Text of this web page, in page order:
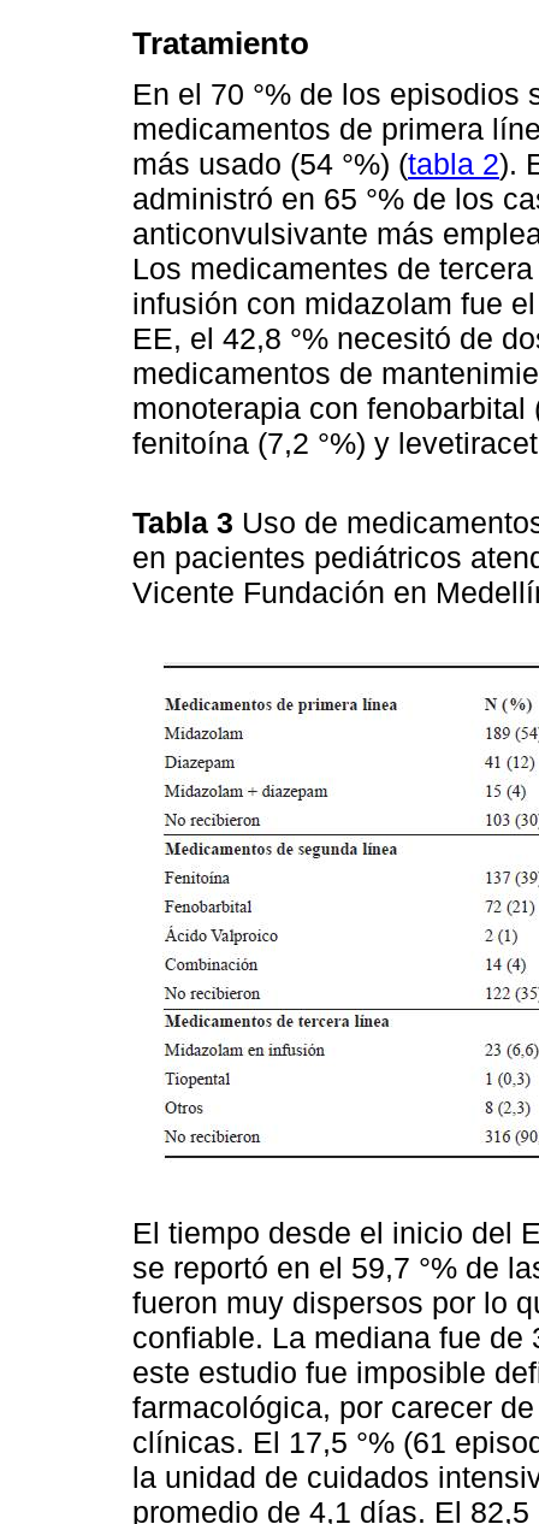
Tratamiento
En el 70 °% de los
medicamentos de primera
más usado (54 °%) (tabla 2).
administró en 65 °% de los
anticonvulsivante más
Los medicamentes de
infusión con midazolam fue
EE, el 42,8 °% necesitó de
medicamentos de
monoterapia con fenobarbital
fenitoína (7,2 °%) y
Tabla 3 Uso de
en pacientes pediátricos
Vicente Fundación en
El tiempo desde el inicio del
se reportó en el 59,7 °% de
fueron muy dispersos por lo
confiable. La mediana fue de
este estudio fue imposible
farmacológica, por carecer
clínicas. El 17,5 °% (61
la unidad de cuidados
promedio de 4,1 días. El